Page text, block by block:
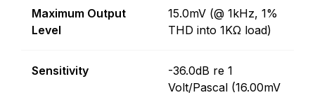
Maximum Output
Level
15.0mV (@ 1kHz, 1%
THD into 1KΩ load)
Sensitivity
-36.0dB re 1
Volt/Pascal (16.00mV